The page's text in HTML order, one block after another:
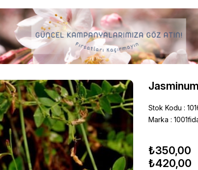
Stok Kodu
Marka :
₺350,00
₺420,00